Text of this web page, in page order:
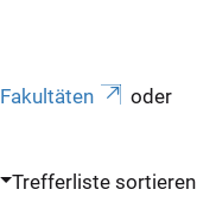
Fakultäten
oder
Trefferliste sortieren